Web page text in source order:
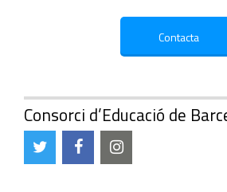
Consorci d’Educació de